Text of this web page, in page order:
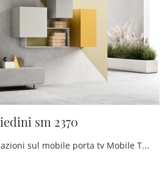
sm 2370
Clicca e ottieni informazioni sul mobile porta tv Mobile TV con piedini sm 2370 di Maronese: realizzato in melaminico, ben si inserisce in spazi ...